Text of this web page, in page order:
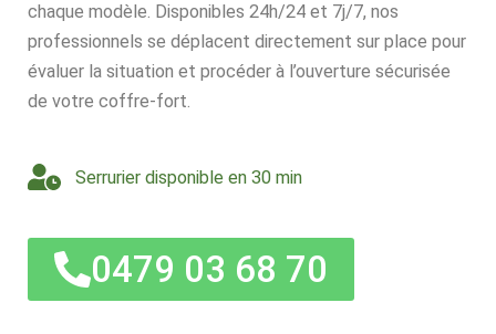
chaque modèle. Disponibles 24h/24 et 7j/7, nos
professionnels se déplacent directement sur place pour
évaluer la situation et procéder à l’ouverture sécurisée
de votre coffre-fort.
Serrurier disponible en 30 min
0479 03 68 70